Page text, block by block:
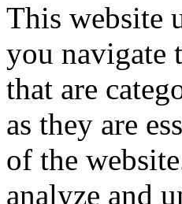
This website
you navigate
that are
as they are
of the
analyze and